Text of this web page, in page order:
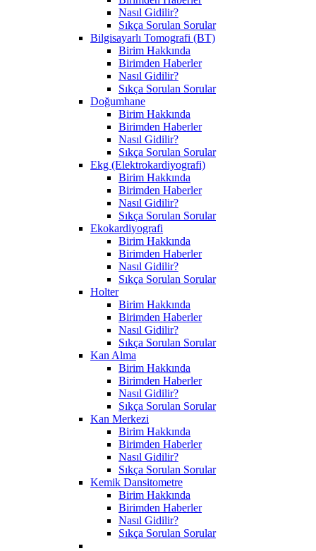
Nasıl Gidilir?
Sıkça Sorulan Sorular
Bilgisayarlı Tomografi (BT)
Birim Hakkında
Birimden Haberler
Nasıl Gidilir?
Sıkça Sorulan Sorular
Doğumhane
Birim Hakkında
Birimden Haberler
Nasıl Gidilir?
Sıkça Sorulan Sorular
Ekg (Elektrokardiyografi)
Birim Hakkında
Birimden Haberler
Nasıl Gidilir?
Sıkça Sorulan Sorular
Ekokardiyografi
Birim Hakkında
Birimden Haberler
Nasıl Gidilir?
Sıkça Sorulan Sorular
Holter
Birim Hakkında
Birimden Haberler
Nasıl Gidilir?
Sıkça Sorulan Sorular
Kan Alma
Birim Hakkında
Birimden Haberler
Nasıl Gidilir?
Sıkça Sorulan Sorular
Kan Merkezi
Birim Hakkında
Birimden Haberler
Nasıl Gidilir?
Sıkça Sorulan Sorular
Kemik Dansitometre
Birim Hakkında
Birimden Haberler
Nasıl Gidilir?
Sıkça Sorulan Sorular